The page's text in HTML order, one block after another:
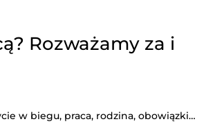
Rozważamy za i
w biegu, praca, rodzina, obowiązki…